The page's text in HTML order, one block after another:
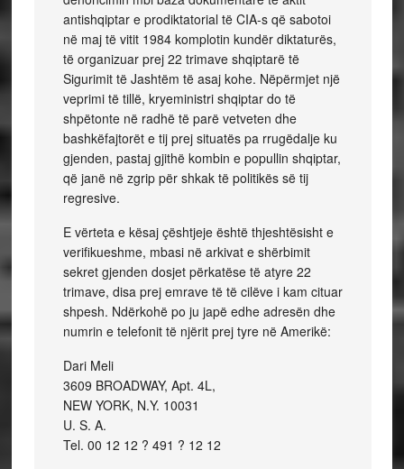
antishqiptar e prodiktatorial të CIA-s që sabotoi
në maj të vitit 1984 komplotin kundër diktaturës,
të organizuar prej 22 trimave shqiptarë të
Sigurimit të Jashtëm të asaj kohe. Nëpërmjet një
veprimi të tillë, kryeministri shqiptar do të
shpëtonte në radhë të parë vetveten dhe
bashkëfajtorët e tij prej situatës pa rrugëdalje ku
gjenden, pastaj gjithë kombin e popullin shqiptar,
që janë në zgrip për shkak të politikës së tij
regresive.
E vërteta e kësaj çështjeje është thjeshtësisht e
verifikueshme, mbasi në arkivat e shërbimit
sekret gjenden dosjet përkatëse të atyre 22
trimave, disa prej emrave të të cilëve i kam cituar
shpesh. Ndërkohë po ju japë edhe adresën dhe
numrin e telefonit të njërit prej tyre në Amerikë:
Dari Meli
3609 BROADWAY, Apt. 4L,
NEW YORK, N.Y. 10031
U. S. A.
Tel. 00 12 12 ? 491 ? 12 12